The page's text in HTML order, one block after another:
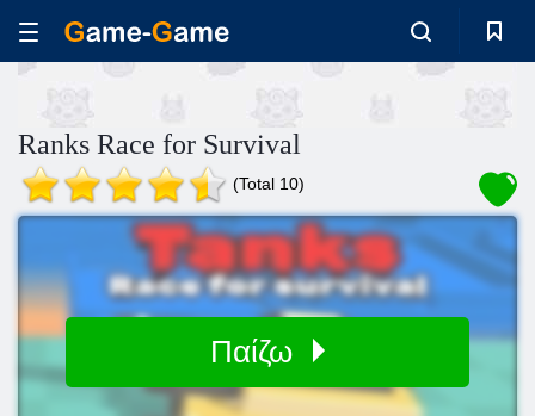
Ranks Race for Survival
(Total 10)
Παίζω